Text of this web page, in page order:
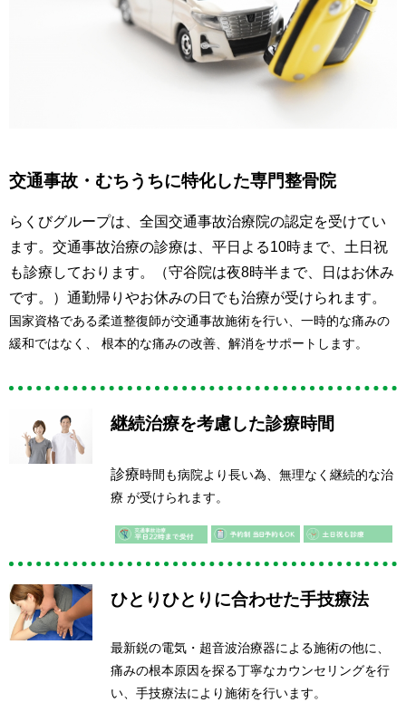
交通事故・むちうちに特化した専門整骨院
らくびグループは、全国交通事故治療院の認定を受けてい
ます。交通事故治療の診療は、平日よる10時まで、土日祝
も診療しております。（守谷院は夜8時半まで、日はお休み
です。）通勤帰りやお休みの日でも治療が受けられます。
国家資格である柔道整復師が交通事故施術を行い、一時的な痛みの
緩和ではなく、 根本的な痛みの改善、解消をサポートします。
継続治療を考慮した診療時間
診療時間も病院より長い為、無理なく継続的な治
療 が受けられます。
ひとりひとりに合わせた手技療法
最新鋭の電気・超音波治療器による施術の他に、
痛みの根本原因を探る丁寧なカウンセリングを行
い、手技療法により施術を行います。